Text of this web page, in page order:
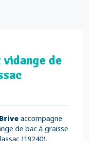
de
accompagne
de bac à graisse
(19240).